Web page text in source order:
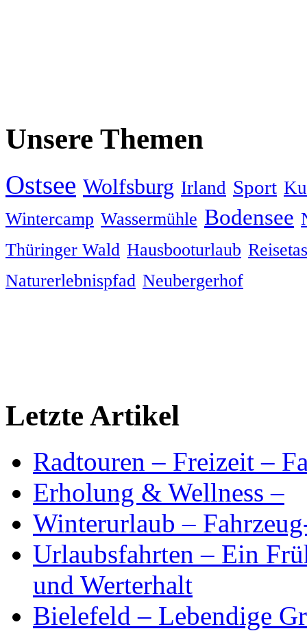
Unsere Themen
Ostsee Wolfsburg Irland Sport
Wintercamp Wassermühle Bodensee
Thüringer Wald Hausbooturlaub
Naturerlebnispfad Neubergerhof
Letzte Artikel
Radtouren – Freizeit –
Erholung & Wellness –
Winterurlaub –
Urlaubsfahrten – Ein
und Werterhalt
Bielefeld – Lebendige